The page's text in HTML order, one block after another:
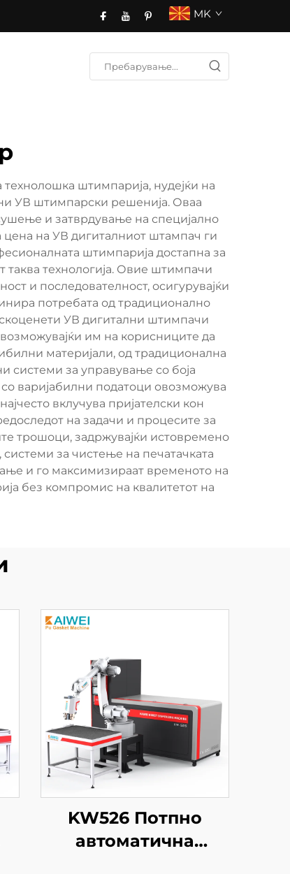
MK
штимпарија, нудејќи на
УВ штимпарски решенија. Оваа
и затврдување на специјално
цена на УВ дигиталниот штампач ги
штимпарија достапна за
технологија. Овие штимпачи
и последователност, осигурувајќи
потребата од традиционално
УВ дигитални штимпачи
им на корисниците да
материјали, од традиционална
системи за управување со боја
варијабилни податоци овозможува
вклучува пријателски кон
на задачи и процесите за
трошоци, задржувајќи истовремено
за чистење на печатачката
и го максимизираат временото на
без компромис на квалитетот на
KW526 Потпно
автоматична